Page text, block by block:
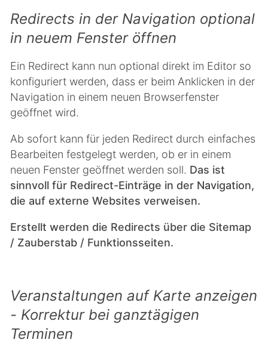
Redirects in der Navigation optional
in neuem Fenster öffnen
Ein Redirect kann nun optional direkt im Editor so
konfiguriert werden, dass er beim Anklicken in der
Navigation in einem neuen Browserfenster
geöffnet wird.
Ab sofort kann für jeden Redirect durch einfaches
Bearbeiten festgelegt werden, ob er in einem
neuen Fenster geöffnet werden soll. Das ist
sinnvoll für Redirect-Einträge in der Navigation,
die auf externe Websites verweisen.
Erstellt werden die Redirects über die Sitemap
/ Zauberstab / Funktionsseiten.
Veranstaltungen auf Karte anzeigen
- Korrektur bei ganztägigen
Terminen